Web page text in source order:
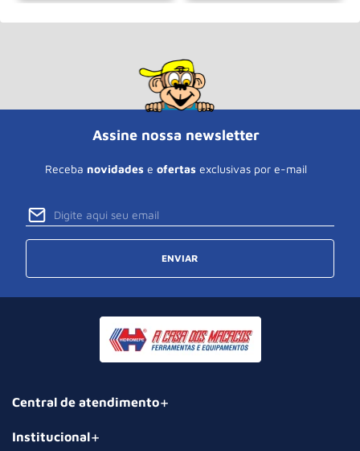
Assine nossa newsletter
Receba novidades e ofertas exclusivas por e-mail
ENVIAR
Central de atendimento
Institucional